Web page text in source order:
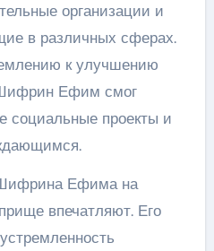
организации и
в различных сферах.
к улучшению
Ефим смог
социальные проекты и
Ефима на
впечатляют. Его